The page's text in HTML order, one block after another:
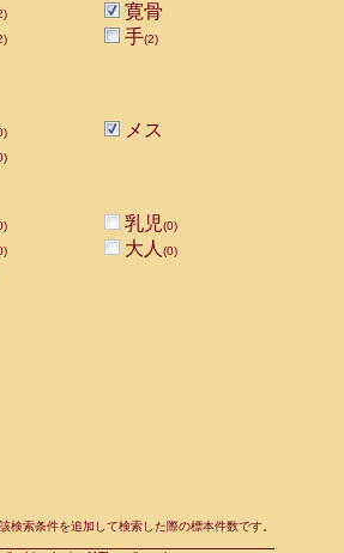
寛骨
手(2)
メス
乳児(0)
大人 (0)
検索条件を追加して検索した際の標本件数です。